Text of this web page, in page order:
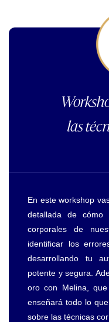
las
En este workshop
detallada de cómo
corporales de
identificar los
desarrollando tu
potente y segura.
oro con Melina,
enseñará todo lo
sobre las técnicas